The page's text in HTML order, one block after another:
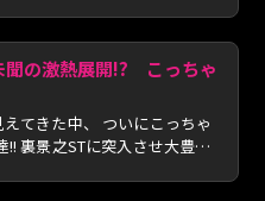
聞の激熱展開!? こっちゃ
てきた中、 ついにこっちゃ
裏景之STに突入させ大豊作